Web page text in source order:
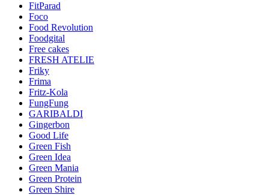
FitParad
Foco
Food Revolution
Foodgital
Free cakes
FRESH ATELIE
Friky
Frima
Fritz-Kola
FungFung
GARIBALDI
Gingerbon
Good Life
Green Fish
Green Idea
Green Mania
Green Protein
Green Shire